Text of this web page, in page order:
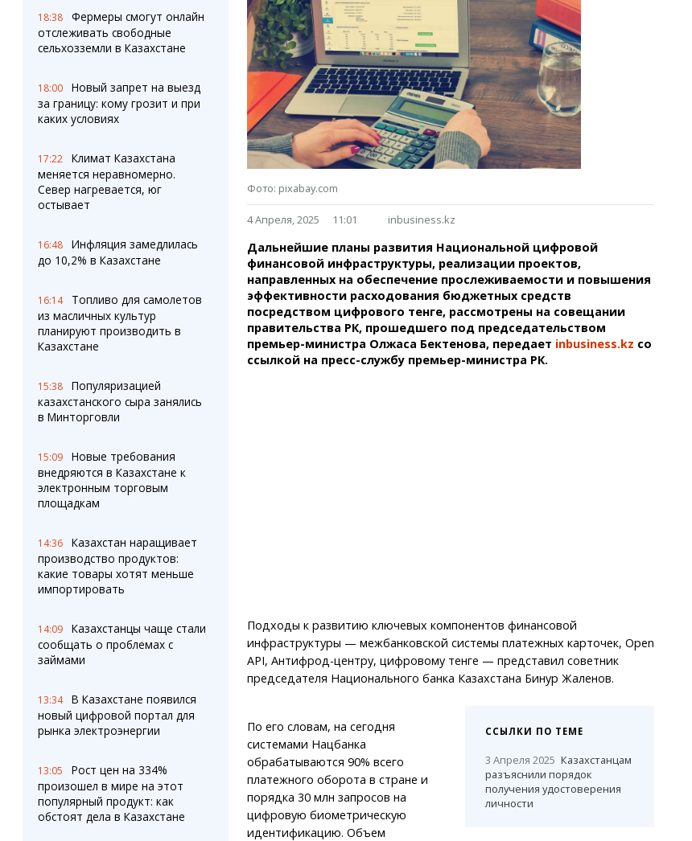
Фотокомиксы
Коллаж недели
Пробки
Карта Караганды
Организации
Мой участковый
Перекрытие дорог
Темиртау
Балхаш
Жезказган
Медиа
Видео
3D-тур
Timelapse
Сервисы
Переводчик
Справочник
Расписание транспорта
Автобусные остановки
Купить шины, легко!
18:38
Фермеры смогут онлайн
отслеживать свободные
сельхозземли в Казахстане
18:00
Новый запрет на выезд
за границу: кому грозит и при
каких условиях
17:22
Климат Казахстана
меняется неравномерно.
Север нагревается, юг
остывает
16:48
Инфляция замедлилась
до 10,2% в Казахстане
16:14
Топливо для самолетов
из масличных культур
планируют производить в
Казахстане
15:38
Популяризацией
казахстанского сыра занялись
в Минторговли
15:09
Новые требования
внедряются в Казахстане к
электронным торговым
площадкам
14:36
Казахстан наращивает
производство продуктов:
какие товары хотят меньше
импортировать
14:09
Казахстанцы чаще стали
сообщать о проблемах с
займами
13:34
В Казахстане появился
новый цифровой портал для
рынка электроэнергии
13:05
Рост цен на 334%
произошел в мире на этот
популярный продукт: как
обстоят дела в Казахстане
Фото: pixabay.com
4 Апреля, 2025 11:01 inbusiness.kz
Дальнейшие планы развития Национальной цифровой
финансовой инфраструктуры, реализации проектов,
направленных на обеспечение прослеживаемости и повышения
эффективности расходования бюджетных средств
посредством цифрового тенге, рассмотрены на совещании
правительства РК, прошедшего под председательством
премьер-министра Олжаса Бектенова, передает inbusiness.kz со
ссылкой на пресс-службу премьер-министра РК.
Подходы к развитию ключевых компонентов финансовой
инфраструктуры — межбанковской системы платежных карточек, Open
API, Антифрод-центру, цифровому тенге — представил советник
председателя Национального банка Казахстана Бинур Жаленов.
ССЫЛКИ ПО ТЕМЕ
3 Апреля 2025 Казахстанцам
разъяснили порядок
получения удостоверения
личности
По его словам, на сегодня
системами Нацбанка
обрабатываются 90% всего
платежного оборота в стране и
порядка 30 млн запросов на
цифровую биометрическую
идентификацию. Объем